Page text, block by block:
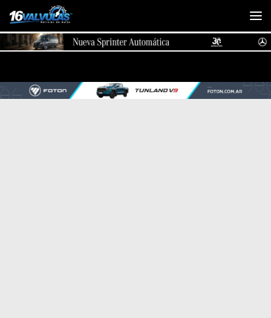
Saltar al contenido